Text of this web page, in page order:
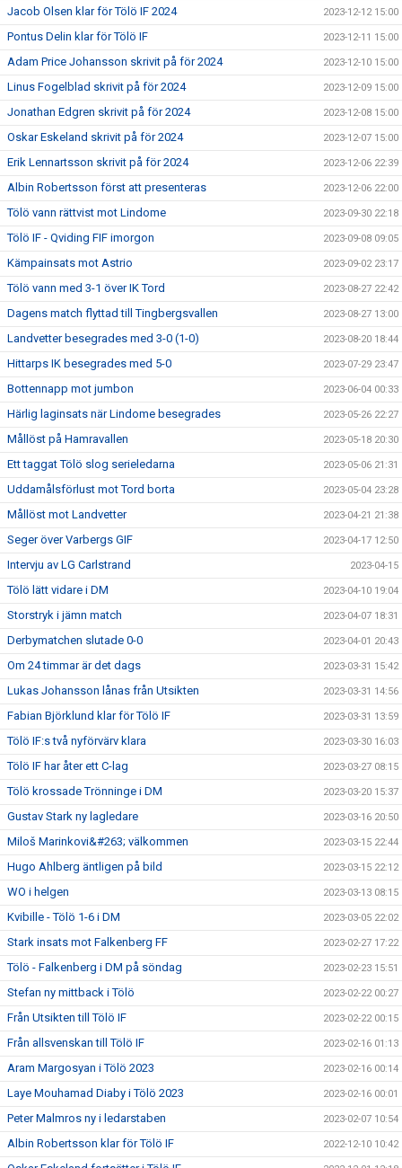
Jacob Olsen klar för Tölö IF 2024 2023-12-12 15:00
Pontus Delin klar för Tölö IF 2023-12-11 15:00
Adam Price Johansson skrivit på för 2024 2023-12-10 15:00
Linus Fogelblad skrivit på för 2024 2023-12-09 15:00
Jonathan Edgren skrivit på för 2024 2023-12-08 15:00
Oskar Eskeland skrivit på för 2024 2023-12-07 15:00
Erik Lennartsson skrivit på för 2024 2023-12-06 22:39
Albin Robertsson först att presenteras 2023-12-06 22:00
Tölö vann rättvist mot Lindome 2023-09-30 22:18
Tölö IF - Qviding FIF imorgon 2023-09-08 09:05
Kämpainsats mot Astrio 2023-09-02 23:17
Tölö vann med 3-1 över IK Tord 2023-08-27 22:42
Dagens match flyttad till Tingbergsvallen 2023-08-27 13:00
Landvetter besegrades med 3-0 (1-0) 2023-08-20 18:44
Hittarps IK besegrades med 5-0 2023-07-29 23:47
Bottennapp mot jumbon 2023-06-04 00:33
Härlig laginsats när Lindome besegrades 2023-05-26 22:27
Mållöst på Hamravallen 2023-05-18 20:30
Ett taggat Tölö slog serieledarna 2023-05-06 21:31
Uddamålsförlust mot Tord borta 2023-05-04 23:28
Mållöst mot Landvetter 2023-04-21 21:38
Seger över Varbergs GIF 2023-04-17 12:50
Intervju av LG Carlstrand 2023-04-15
Tölö lätt vidare i DM 2023-04-10 19:04
Storstryk i jämn match 2023-04-07 18:31
Derbymatchen slutade 0-0 2023-04-01 20:43
Om 24 timmar är det dags 2023-03-31 15:42
Lukas Johansson lånas från Utsikten 2023-03-31 14:56
Fabian Björklund klar för Tölö IF 2023-03-31 13:59
Tölö IF:s två nyförvärv klara 2023-03-30 16:03
Tölö IF har åter ett C-lag 2023-03-27 08:15
Tölö krossade Trönninge i DM 2023-03-20 15:37
Gustav Stark ny lagledare 2023-03-16 20:50
Miloš Marinkovi&#263; välkommen 2023-03-15 22:44
Hugo Ahlberg äntligen på bild 2023-03-15 22:12
WO i helgen 2023-03-13 08:15
Kvibille - Tölö 1-6 i DM 2023-03-05 22:02
Stark insats mot Falkenberg FF 2023-02-27 17:22
Tölö - Falkenberg i DM på söndag 2023-02-23 15:51
Stefan ny mittback i Tölö 2023-02-22 00:27
Från Utsikten till Tölö IF 2023-02-22 00:15
Från allsvenskan till Tölö IF 2023-02-16 01:13
Aram Margosyan i Tölö 2023 2023-02-16 00:14
Laye Mouhamad Diaby i Tölö 2023 2023-02-16 00:01
Peter Malmros ny i ledarstaben 2023-02-07 10:54
Albin Robertsson klar för Tölö IF 2022-12-10 10:42